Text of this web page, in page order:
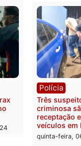
moto
zona